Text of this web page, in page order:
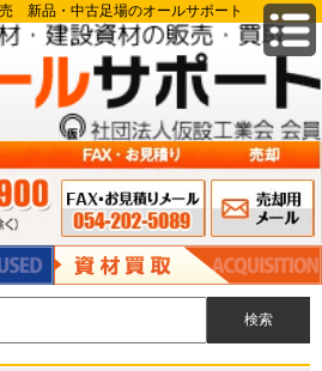
新品・中古足場のオールサポート
900 営業時間 8:00～17:00（日・祝除
FAX申込み 054-
202-5089
メールでのお
問い合わせ
資材買取